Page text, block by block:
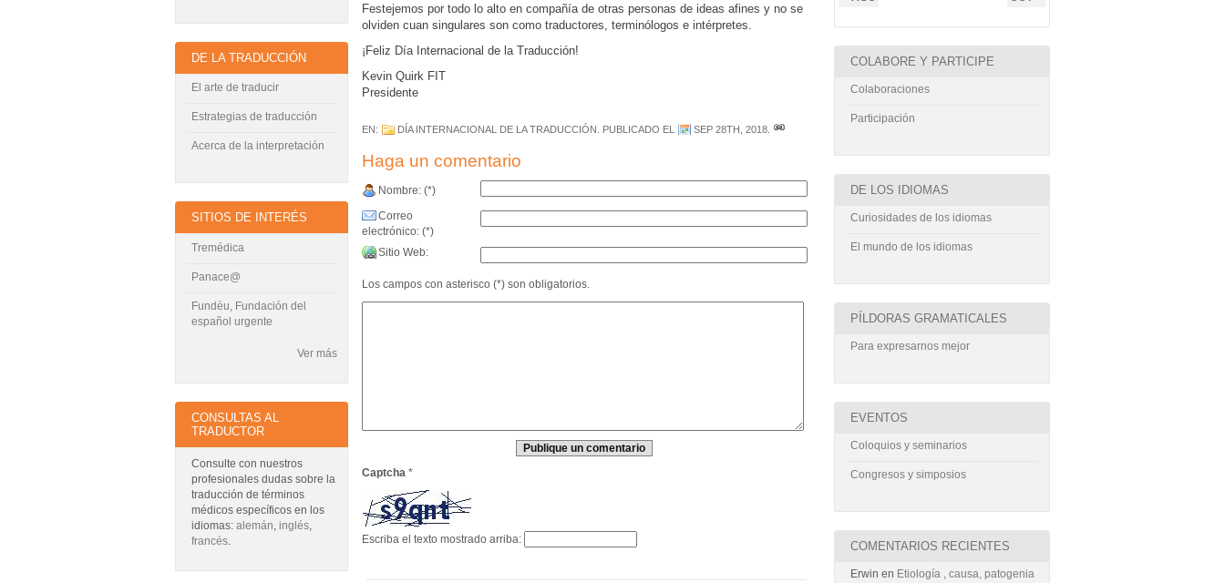
Festejemos por todo lo alto en compañía de otras personas de ideas afines y no se
olviden cuan singulares son como traductores, terminólogos e intérpretes.
¡Feliz Día Internacional de la Traducción!
Kevin Quirk FIT
Presidente
EN: DÍA INTERNACIONAL DE LA TRADUCCIÓN . PUBLICADO EL SEP 28TH, 2018.
Haga un comentario
Nombre: (*)
Correo
electrónico: (*)
Sitio Web:
Los campos con asterisco (*) son obligatorios.
Captcha *
Escriba el texto mostrado arriba:
DE LA TRADUCCIÓN
El arte de traducir
Estrategias de traducción
Acerca de la interpretación
SITIOS DE INTERÉS
Tremédica
Panace@
Fundèu, Fundación del
español urgente
Ver más
CONSULTAS AL
TRADUCTOR
Consulte con nuestros
profesionales dudas sobre la
traducción de términos
médicos específicos en los
idiomas: alemán inglés
francés
COLABORE Y PARTICIPE
Colaboraciones
Participación
DE LOS IDIOMAS
Curiosidades de los idiomas
El mundo de los idiomas
PÍLDORAS GRAMATICALES
Para expresarnos mejor
EVENTOS
Coloquios y seminarios
Congresos y simposios
COMENTARIOS RECIENTES
Erwin en Etiología , causa, patogenia